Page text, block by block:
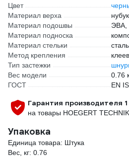
Цвет
Материал верха
нубук
Материал подошвы
ЭВА,
Материал подноска
Материал стельки
Метод крепления
Тип застежки
Вес модели
0.76
ГОСТ
EN
Гарантия производителя 1
на товары HOEGERT TECHNIK
Упаковка
Единица товара: Штука
Вес, кг: 0.76